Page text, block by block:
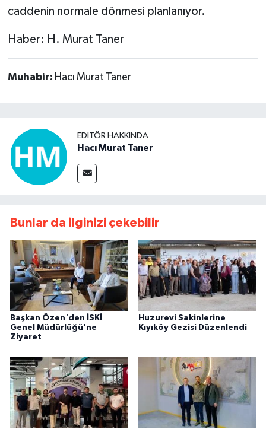
caddenin normale dönmesi planlanıyor.
Haber: H. Murat Taner
Muhabir: Hacı Murat Taner
EDITÖR HAKKINDA
Hacı Murat Taner
Bunlar da ilginizi çekebilir
Başkan Özen'den İSKİ
Genel Müdürlüğü'ne
Ziyaret
Huzurevi Sakinlerine
Kıyıköy Gezisi Düzenlendi